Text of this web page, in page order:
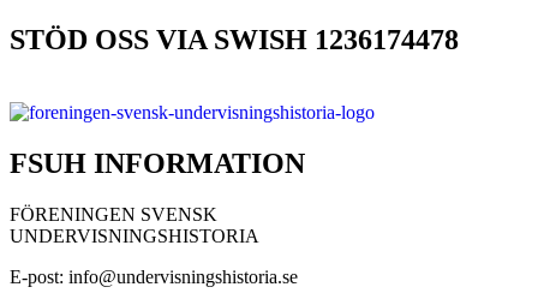
STÖD OSS VIA SWISH 1236174478
FSUH INFORMATION
FÖRENINGEN SVENSK
UNDERVISNINGSHISTORIA
E-post: info@undervisningshistoria.se